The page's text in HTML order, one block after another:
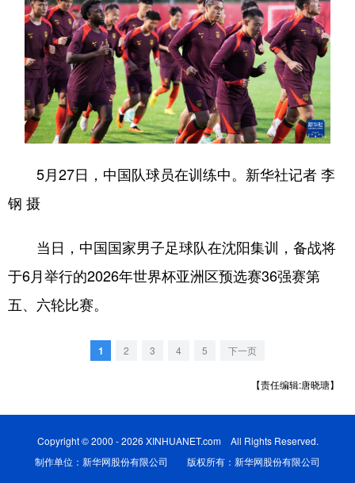
地方频道
北京 天津 河北 山西
辽宁 吉林 上海 江苏
河南 湖北 湖南
四川 贵州 云南 西藏
陕西 甘肃 青海 宁夏
English Español Français عربى
Русский язык 日本語 한국어
5月27日，中国队球员在训练中。新华社记者 李
钢 摄
当日，中国国家男子足球队在沈阳集训，备战将
于6月举行的2026年世界杯亚洲区预选赛36强赛第
五、六轮比赛。
1 2 3 4 5 下一页
【责任编辑:唐晓瑭】
Copyright © 2000 - 2026 XINHUANET.com All Rights Reserved.
制作单位：新华网股份有限公司 版权所有：新华网股份有限公司